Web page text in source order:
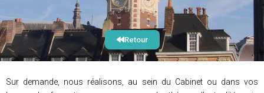
Retour
Sur demande, nous réalisons, au sein du Cabinet ou dans vos